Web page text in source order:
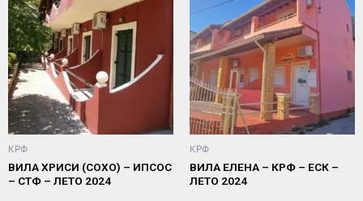
КРФ
ВИЛА ХРИСИ (СОХО) – ИПСОС
– СТФ – ЛЕТО 2024
КРФ
ВИЛА ЕЛЕНА – КРФ – ЕСК –
ЛЕТО 2024